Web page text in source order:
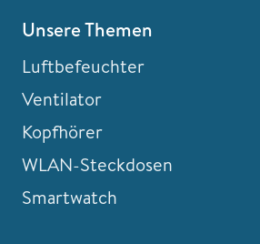
Unsere Themen
Luftbefeuchter
Ventilator
Kopfhörer
WLAN-Steckdosen
Smartwatch